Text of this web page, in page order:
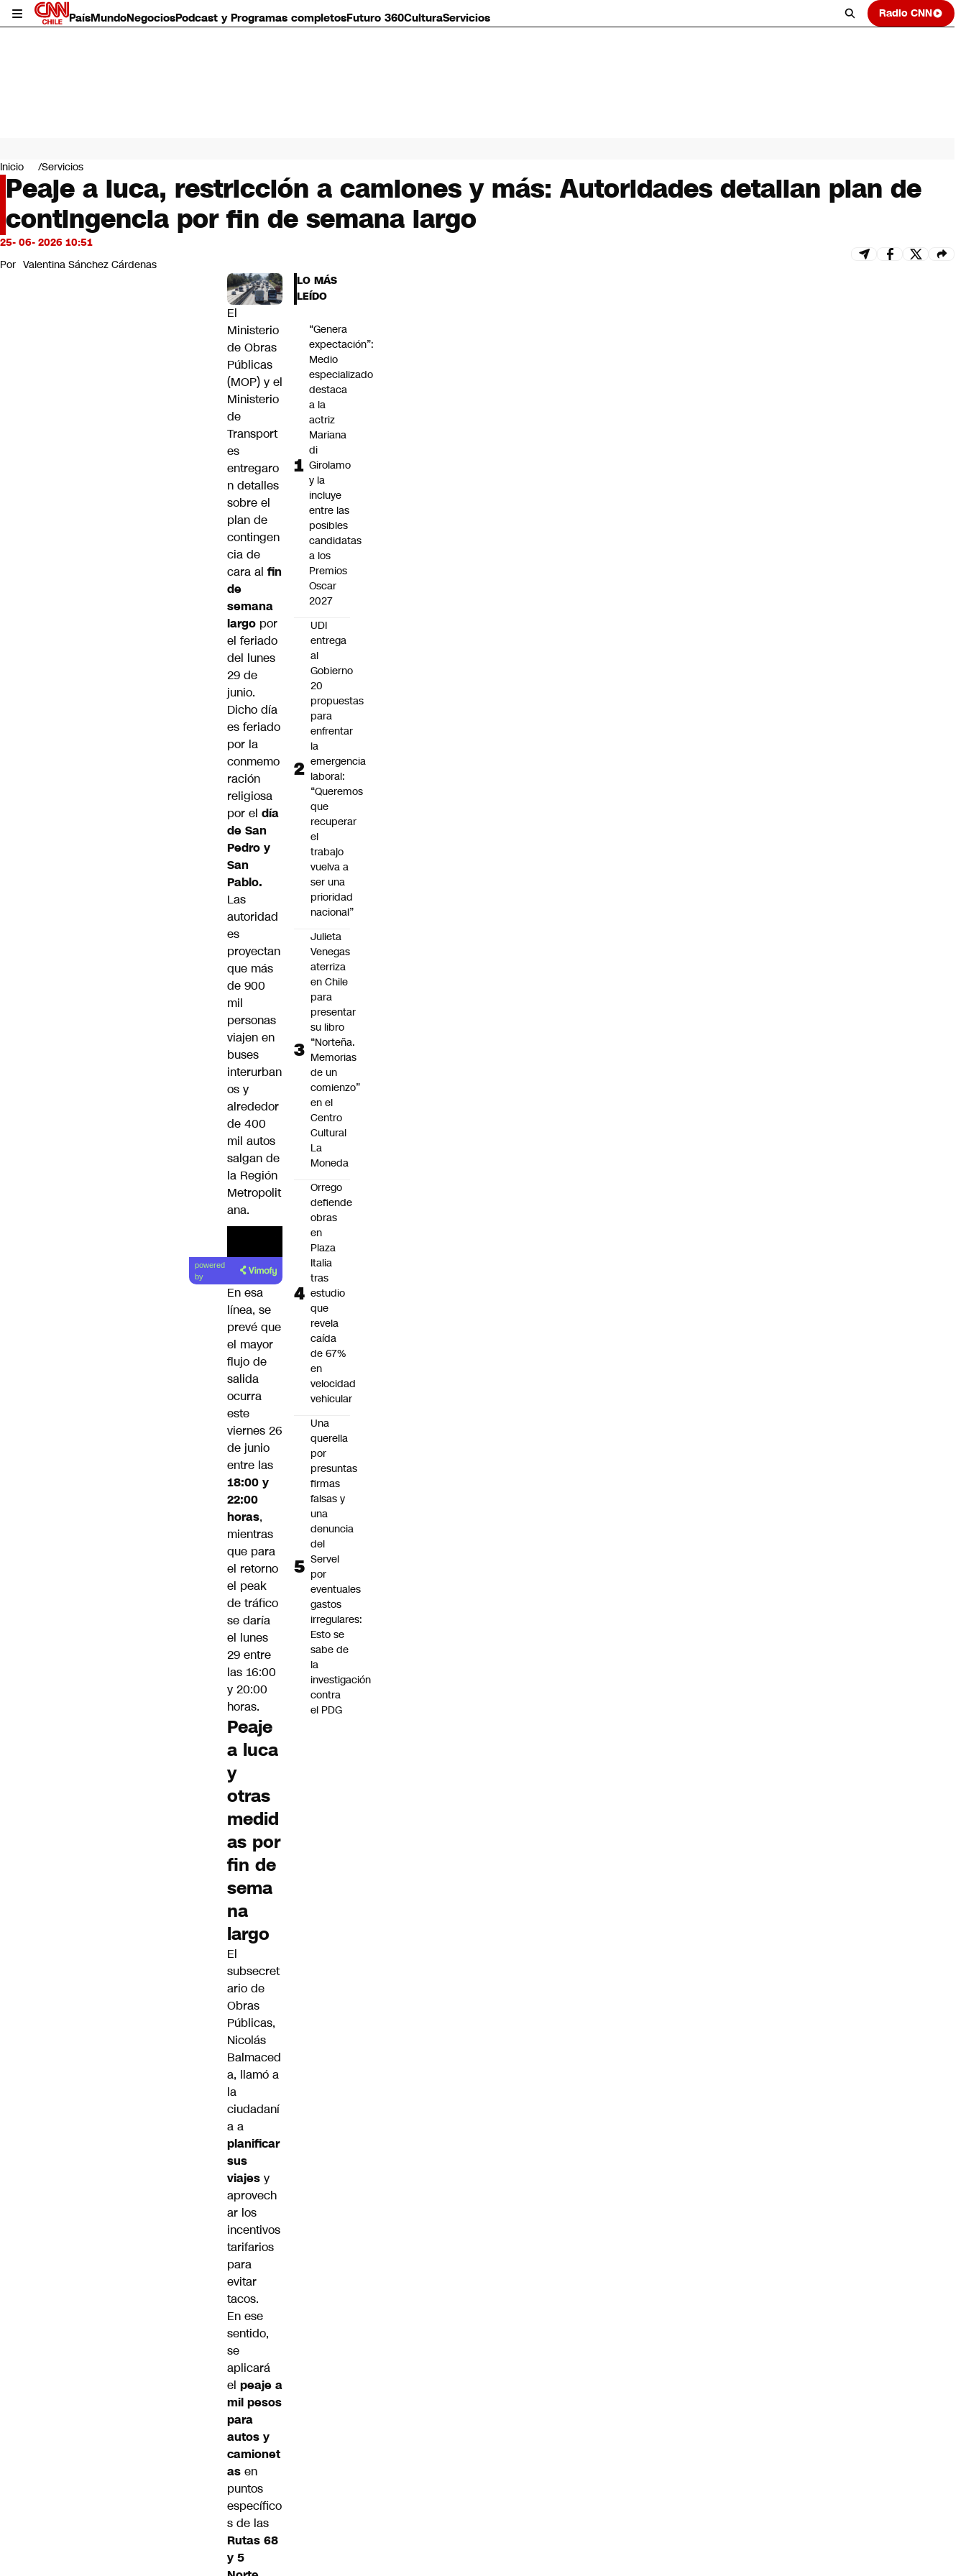
PaísMundoNegociosPodcast y Programas completosFuturo 360CulturaServicios Radio CNN
Mundo
Negocios
Deportes
Programas completos
Cultura
Servicios
Bits
CNN Data
Inicio Servicios
Peaje a luca, restricción a camiones y más: Autoridades detallan plan de
contingencia por fin de semana largo
25- 06- 2026 10:51
Por Valentina Sánchez Cárdenas
El
Ministerio
de Obras
Públicas
(MOP) y el
Ministerio
de
Transport
es
entregaro
n detalles
sobre el
plan de
contingen
cia de
cara al fin
de
semana
largo por
el feriado
del lunes
29 de
junio.
Dicho día
es feriado
por la
conmemo
ración
religiosa
por el día
de San
Pedro y
San
Pablo.
Las
autoridad
es
proyectan
que más
de 900
mil
personas
viajen en
buses
interurban
os y
alrededor
de 400
mil autos
salgan de
la Región
Metropolit
ana.
powered
by
En esa
línea, se
prevé que
el mayor
flujo de
salida
ocurra
este
viernes 26
de junio
entre las
18:00 y
22:00
horas,
mientras
que para
el retorno
el peak
de tráfico
se daría
el lunes
29 entre
las 16:00
y 20:00
horas.
Peaje
a luca
y
otras
medid
as por
fin de
sema
na
largo
El
subsecret
ario de
Obras
Públicas,
Nicolás
Balmaced
a, llamó a
la
ciudadaní
a a
planificar
sus
viajes y
aprovech
ar los
incentivos
tarifarios
para
evitar
tacos.
En ese
sentido,
se
aplicará
el peaje a
mil pesos
para
autos y
camionet
as en
puntos
específico
s de las
Rutas 68
y 5
LO MÁS
LEÍDO
“Genera
expectación”:
Medio
especializado
destaca
a la
actriz
Mariana
di
Girolamo
y la
incluye
entre las
posibles
candidatas
a los
Premios
Oscar
2027
UDI
entrega
al
Gobierno
20
propuestas
para
enfrentar
la
emergencia
laboral:
“Queremos
que
recuperar
el
trabajo
vuelva a
ser una
prioridad
nacional”
Julieta
Venegas
aterriza
en Chile
para
presentar
su libro
“Norteña.
Memorias
de un
comienzo”
en el
Centro
Cultural
La
Moneda
Orrego
defiende
obras
en
Plaza
Italia
tras
estudio
que
revela
caída
de 67%
en
velocidad
vehicular
Una
querella
por
presuntas
firmas
falsas y
una
denuncia
del
Servel
por
eventuales
gastos
irregulares:
Esto se
sabe de
la
investigación
contra
el PDG